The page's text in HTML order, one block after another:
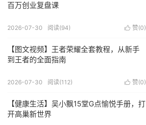
百万创业复盘课
 赞(0)
2026-07-30 阅读(94)
【图文视频】王者荣耀全套教程，从新手
到王者的全面指南
 赞(0)
2026-07-30 阅读(112)
【健康生活】吴小飘15堂G点愉悦手册，打
开高巢新世界